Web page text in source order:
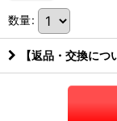
数量:
【返品・交換につ